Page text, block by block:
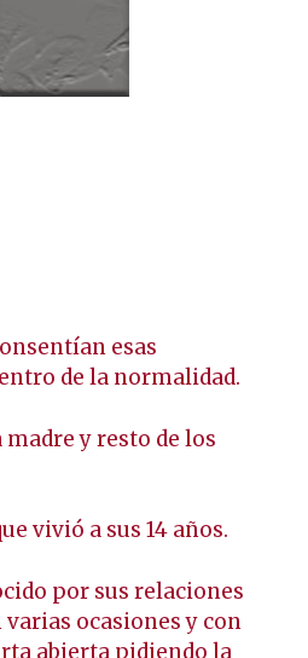
esas
de la normalidad.
y resto de los
vivió a sus 14 años.
por sus relaciones
ocasiones y con
abierta pidiendo la